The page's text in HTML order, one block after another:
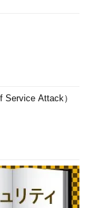
Service Attack）